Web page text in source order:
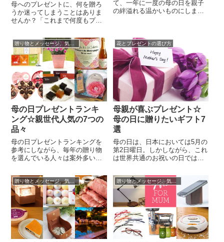
母へのプレゼントに、何を贈ろ
うか迷ってしまうことはありま
せんか？「これまで何度もプレ
何を贈ればいいかわからな
い！」という場合も、あるかも
しれません。母へのプレゼント
に困ったら、日々の暮らしに役
に立つ、ちょっと素敵なものを
選んでみては、いかがでしょう
か。お母さんに限らず、いくつ
あっても困らない...
て、一年に一度の母の日を親子
の絆溢れる温かいものにしませ
物をしようか。」と悩む時もあ
ります。そこで何を贈ろうかと
悩む時には、母の日ランキング
がおすすめです。母の日ランキ
ングを見ると毎年の贈り物人気
の傾向が見えて...
母の日プレゼントランキ
ング☆親世代人気の7つの
品々
母の日プレゼントランキングを
参考にしながら、毎年の贈り物
を選んでいる人々は案外多いで
お母さんに、感謝の気持ちを伝
える大切な日。きっと「その気
持ちが嬉しい！」と何でも喜ん
でくれるかもしれませんが、
「本当に役立つものを贈りた
い！」と考える人々もおおいは
ず。そこで役立つのが、母の日
プレゼントランキ...
花とプレゼントの選び方
母親が喜ぶプレゼント☆
母の日に贈りたいギフト7
選
母の日は、日本においては5月の
第2日曜日。しかしながら、これ
は世界共通のお祝いの日ではな
設定されています。日本の母の
日はアメリカの習慣に基づくも
ので、1949年頃からこの日を母
の日とするようになったので
す。この日に合わせて多くの店
舗で、母親が喜ぶプレゼントが
展開されます。フラワーショッ
プから...